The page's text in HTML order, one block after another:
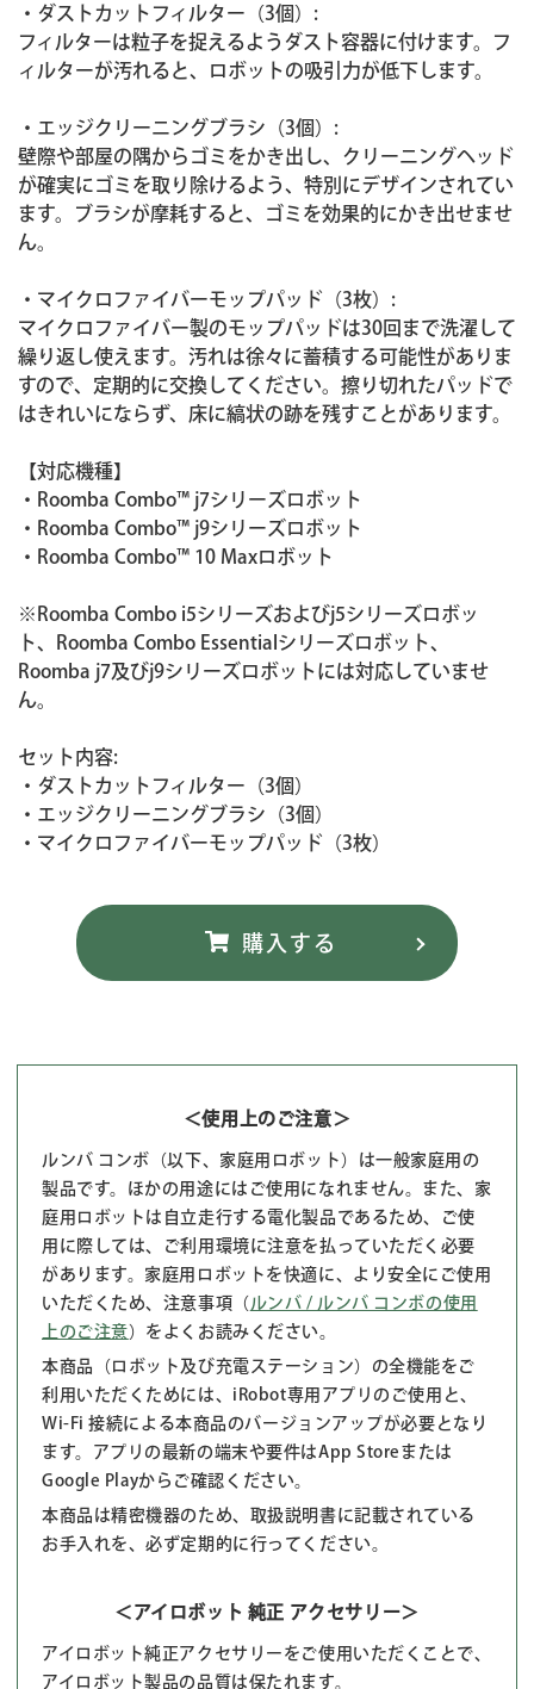
・ダストカットフィルター（3個）:
フィルターは粒子を捉えるようダスト容器に付けます。フ
ィルターが汚れると、ロボットの吸引力が低下します。
・エッジクリーニングブラシ（3個）:
壁際や部屋の隅からゴミをかき出し、クリーニングヘッド
が確実にゴミを取り除けるよう、特別にデザインされてい
ます。ブラシが摩耗すると、ゴミを効果的にかき出せませ
ん。
・マイクロファイバーモップパッド（3枚）:
マイクロファイバー製のモップパッドは30回まで洗濯して
繰り返し使えます。汚れは徐々に蓄積する可能性がありま
すので、定期的に交換してください。擦り切れたパッドで
はきれいにならず、床に縞状の跡を残すことがあります。
【対応機種】
・Roomba Combo™ j7シリーズロボット
・Roomba Combo™ j9シリーズロボット
・Roomba Combo™ 10 Maxロボット
※Roomba Combo i5シリーズおよびj5シリーズロボッ
ト、Roomba Combo Essentialシリーズロボット、
Roomba j7及びj9シリーズロボットには対応していませ
ん。
セット内容:
・ダストカットフィルター（3個）
・エッジクリーニングブラシ（3個）
・マイクロファイバーモップパッド（3枚）
＜使用上のご注意＞
ルンバ コンボ（以下、家庭用ロボット）は一般家庭用の
製品です。ほかの用途にはご使用になれません。また、家
庭用ロボットは自立走行する電化製品であるため、ご使
用に際しては、ご利用環境に注意を払っていただく必要
があります。家庭用ロボットを快適に、より安全にご使用
いただくため、注意事項（ ルンバ / ルンバ コンボの使用
上のご注意）をよくお読みください。
本商品（ロボット及び充電ステーション）の全機能をご
利用いただくためには、iRobot専用アプリのご使用と、
Wi-Fi 接続による本商品のバージョンアップが必要となり
ます。アプリの最新の端末や要件はApp Storeまたは
Google Playからご確認ください。
本商品は精密機器のため、取扱説明書に記載されている
お手入れを、必ず定期的に行ってください。
＜アイロボット 純正 アクセサリー＞
アイロボット純正アクセサリーをご使用いただくことで、
アイロボット製品の品質は保たれます。